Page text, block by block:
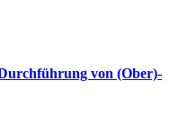
von (Ober)-